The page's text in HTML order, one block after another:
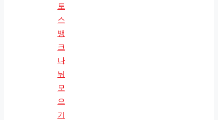
토
스
뱅
크
나
눠
모
으
기